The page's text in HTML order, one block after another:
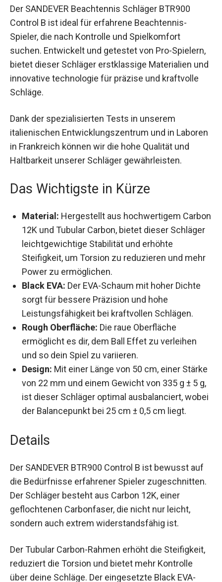
Control B ist ideal für erfahrene Beachtennis-
Spieler, die nach Kontrolle und Spielkomfort
suchen. Entwickelt und getestet von Pro-
Spielern, bietet dieser Schläger erstklassige
Materialien und innovative technologie für
präzise und kraftvolle Schläge.
italienischen Entwicklungszentrum und in
Laboren in Frankreich können wir die hohe
Qualität und Haltbarkeit unserer Schläger
gewährleisten.
Das Wichtigste in Kürze
Material: Hergestellt aus hochwertigem
Carbon 12K und Tubular Carbon, bietet dieser
Schläger leichtgewichtige Stabilität und
erhöhte Steifigkeit, um Torsion zu reduzieren
und mehr Power zu ermöglichen.
Black EVA: Der EVA-Schaum mit hoher Dichte
sorgt für bessere Präzision und hohe
Leistungsfähigkeit bei kraftvollen Schlägen.
Rough Oberfläche: Die raue Oberfläche
ermöglicht es dir, dem Ball Effet zu verleihen
und so dein Spiel zu variieren.
Design: Mit einer Länge von 50 cm, einer
Stärke von 22 mm und einem Gewicht von 335
g ± 5 g, ist dieser Schläger optimal
ausbalanciert, wobei der Balancepunkt bei 25
Details
Der SANDEVER BTR900 Control B ist bewusst auf
die Bedürfnisse erfahrener Spieler
zugeschnitten. Der Schläger besteht aus Carbon
12K, einer geflochtenen Carbonfaser, die nicht
nur leicht, sondern auch extrem
widerstandsfähig ist.